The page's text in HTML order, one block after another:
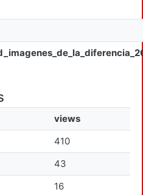
views
410
43
16